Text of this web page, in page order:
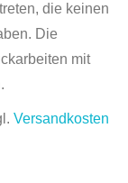
die keinen
Die
mit
Versandkosten